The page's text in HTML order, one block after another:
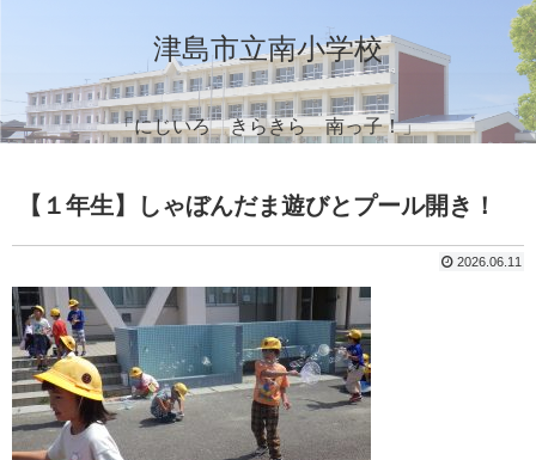
津島市立南小学校
「にじいろ きらきら 南っ子！」
【１年生】しゃぼんだま遊びとプール開き！
2026.06.11